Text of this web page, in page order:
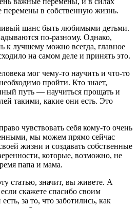
перемены в собственную жизнь.
шанс быть любимыми детьми.
по-разному. Однако,
к лучшему можно всегда, главное
на самом деле и принять это.
мог чему-то научить и что-то
пройти. Кто знает,
путь — научиться прощать и
такими, какие они есть. Это
чувствовать себя кому-то очень
мы можем прямо сейчас
жизни и создавать собственные
которые, возможно, не
папа и мама.
статью, значит, вы живете. А
скажете спасибо своим
за то, что заботились, как